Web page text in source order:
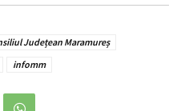
Județean Maramureș
infomm